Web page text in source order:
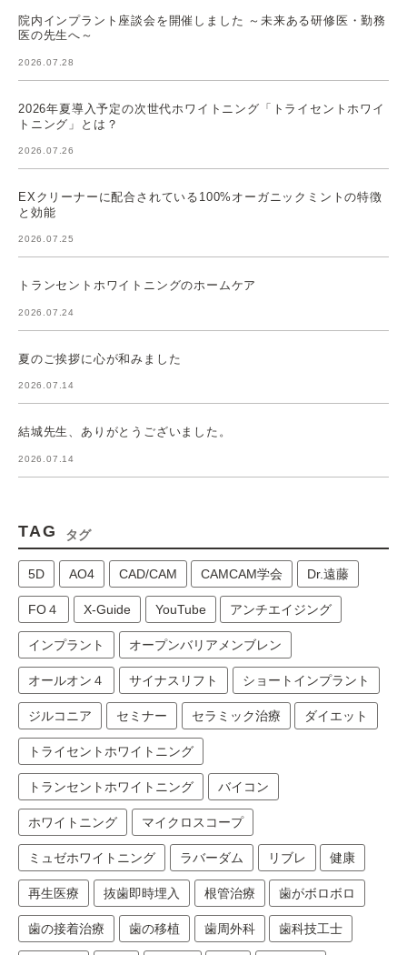
院内インプラント座談会を開催しました ～未来ある研修医・勤務
医の先生へ～
2026.07.28
2026年夏導入予定の次世代ホワイトニング「トライセントホワイ
トニング」とは？
2026.07.26
EXクリーナーに配合されている100%オーガニックミントの特徴
と効能
2026.07.25
トランセントホワイトニングのホームケア
2026.07.24
夏のご挨拶に心が和みました
2026.07.14
結城先生、ありがとうございました。
2026.07.14
TAG タグ
5D AO4 CAD/CAM CAMCAM学会 Dr.遠藤
FO４ X-Guide YouTube アンチエイジング
インプラント オープンバリアメンブレン
オールオン４ サイナスリフト ショートインプラント
ジルコニア セミナー セラミック治療 ダイエット
トライセントホワイトニング
トランセントホワイトニング バイコン
ホワイトニング マイクロスコープ
ミュゼホワイトニング ラバーダム リブレ 健康
再生医療 抜歯即時埋入 根管治療 歯がボロボロ
歯の接着治療 歯の移植 歯周外科 歯科技工士